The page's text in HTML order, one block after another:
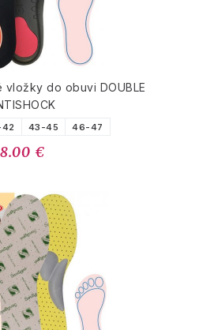
vložky do obuvi DOUBLE
43-45 46-47
8.00 €